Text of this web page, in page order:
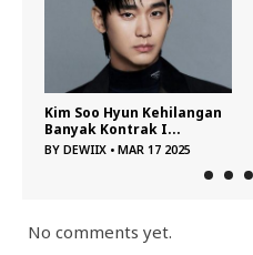
Kim Soo Hyun Kehilangan
Banyak Kontrak I...
BY DEWIIX • MAR 17 2025
No comments yet.